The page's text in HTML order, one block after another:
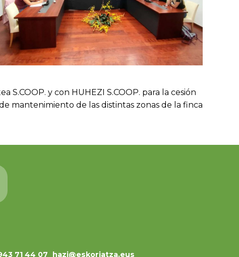
y con HUHEZI S.COOP. para la cesión
mantenimiento de las distintas zonas de la finca
71 44 07 hazi@eskoriatza.eus